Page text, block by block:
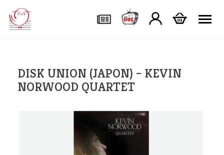
DISK UNION (JAPON) – KEVIN
NORWOOD QUARTET